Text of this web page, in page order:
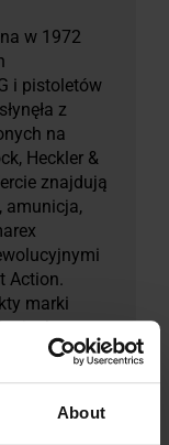
About
w 1972
i pistoletów
z
na
Heckler &
znajdują
amunicja,
Action.
marki
się w